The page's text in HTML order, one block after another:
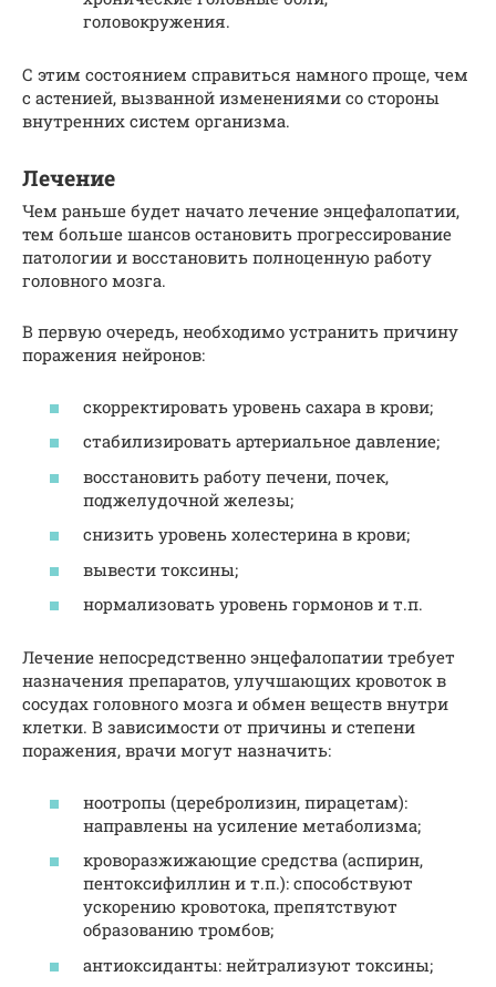
головокружения.
С этим состоянием справиться намного проще, чем
с астенией, вызванной изменениями со стороны
внутренних систем организма.
Лечение
Чем раньше будет начато лечение энцефалопатии,
тем больше шансов остановить прогрессирование
патологии и восстановить полноценную работу
головного мозга.
В первую очередь, необходимо устранить причину
поражения нейронов:
скорректировать уровень сахара в крови;
стабилизировать артериальное давление;
восстановить работу печени, почек,
поджелудочной железы;
снизить уровень холестерина в крови;
вывести токсины;
нормализовать уровень гормонов и т.п.
Лечение непосредственно энцефалопатии требует
назначения препаратов, улучшающих кровоток в
сосудах головного мозга и обмен веществ внутри
клетки. В зависимости от причины и степени
поражения, врачи могут назначить:
ноотропы (церебролизин, пирацетам):
направлены на усиление метаболизма;
кроворазжижающие средства (аспирин,
пентоксифиллин и т.п.): способствуют
ускорению кровотока, препятствуют
образованию тромбов;
антиоксиданты: нейтрализуют токсины;